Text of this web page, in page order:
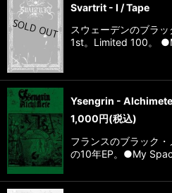
Svartrit - I / Tape
スウェーデンのブラ
1st。Limited 100。
Ysengrin -
1,000円(税込)
フランスのブラック
の10年EP。●My